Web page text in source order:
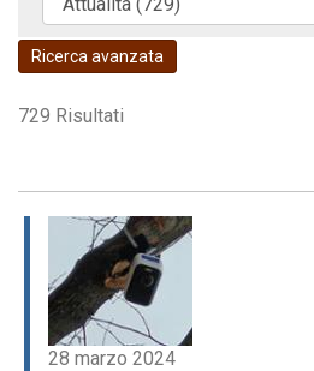
Normativa regionale
Codice della strada
Ricerca avanzata
729 Risultati
28 marzo 2024